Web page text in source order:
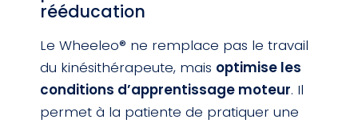
rééducation
Le Wheeleo® ne remplace pas le travail
du kinésithérapeute, mais optimise les
conditions d’apprentissage moteur. Il
permet à la patiente de pratiquer une